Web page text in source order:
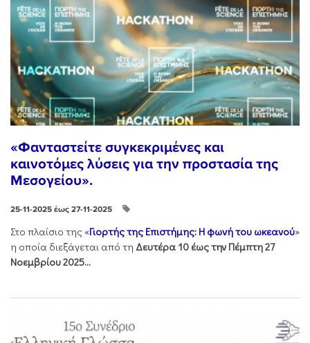
«Φανταστείτε συγκεκριμένες και
καινοτόμες λύσεις για την προστασία της
Μεσογείου».
25-11-2025 έως 27-11-2025
Στo πλαίσιo της «Γιορτής της Επιστήμης: Η φωνή του ωκεανού»
η οποία διεξάγεται από τη Δευτέρα 10 έως την Πέμπτη 27
Νοεμβρίου 2025...